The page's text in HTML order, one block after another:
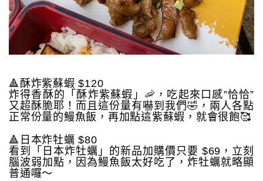
🔺酥炸紫蘇蝦 $120
炸得香酥的「酥炸紫蘇蝦」🦐，吃起來口感”恰恰”
又超酥脆耶！而且這份量有嚇到我們🤣，兩人各點
正常份量的鰻魚飯，再加點這紫蘇蝦，就會很飽🥰
🔺日本炸牡蠣 $80
看到「日本炸牡蠣」的新品加購價只要 $69，立刻
腦波弱加點，因為鰻魚飯太好吃了，炸牡蠣就略顯
普通囉～